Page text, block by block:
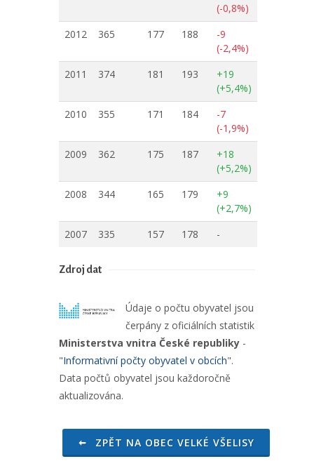
(-0,8%)
2012
365 177 188
-9
(-2,4%)
2011
374 181 193
+19
(+5,4%)
2010
355 171 184
-7
(-1,9%)
2009
362 175 187
+18
(+5,2%)
2008
344 165 179
+9
(+2,7%)
2007
335 157 178 -
Zdroj dat
Údaje o počtu obyvatel jsou
čerpány z oficiálních statistik
Ministerstva vnitra České republiky -
"Informativní počty obyvatel v obcích".
Data počtů obyvatel jsou každoročně
aktualizována.
ZPĚT NA OBEC VELKÉ VŠELISY